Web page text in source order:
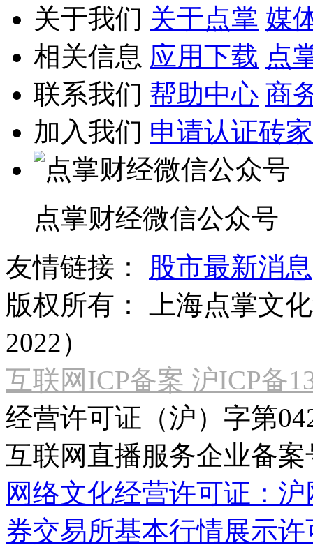
关于我们 关于点掌 媒
相关信息 应用下载 点
联系我们 帮助中心 商
加入我们 申请认证砖家
点掌财经微信公众号
友情链接：
股市最新消息
版权所有：
上海点掌文
2022）
互联网ICP备案 沪ICP备
经营许可证（沪）字第
互联网直播服务企业备案
网络文化经营许可证：
券交易所基本行情展示许